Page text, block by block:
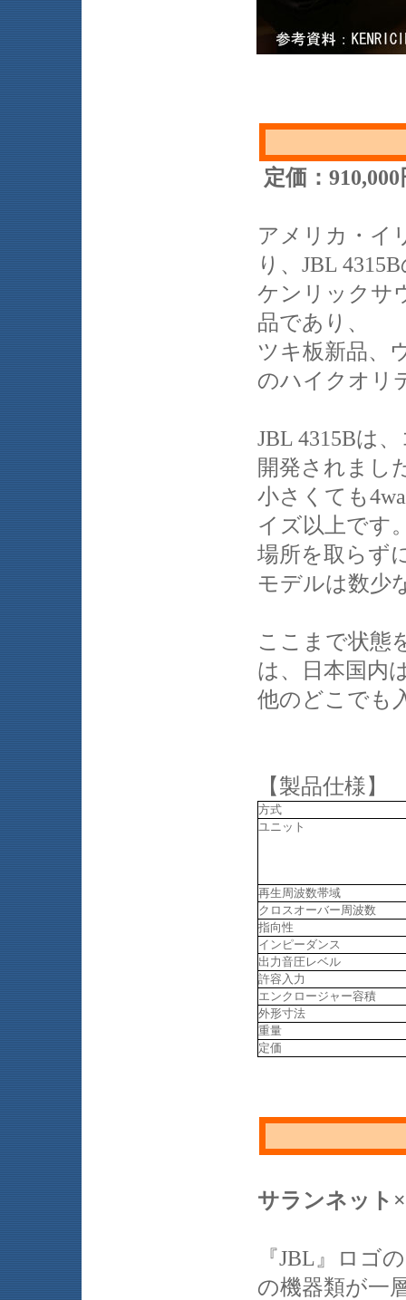
定価：
アメリカ・イ
り、JBL
ケンリックサ
品であり、
ツキ板新品、
のハイクオリ
JBL 4315Bは
開発されまし
小さくても
イズ以上です
場所を取らず
モデルは数少
ここまで状態
は、日本国内
他のどこでも
【製品仕様】
方式
ユニット
再生周波数帯域
クロスオーバー周波数
指向性
インピーダンス
出力音圧レベル
許容入力
エンクロージャー容積
外形寸法
重量
定価
サランネット
『JBL』ロゴ
の機器類が一